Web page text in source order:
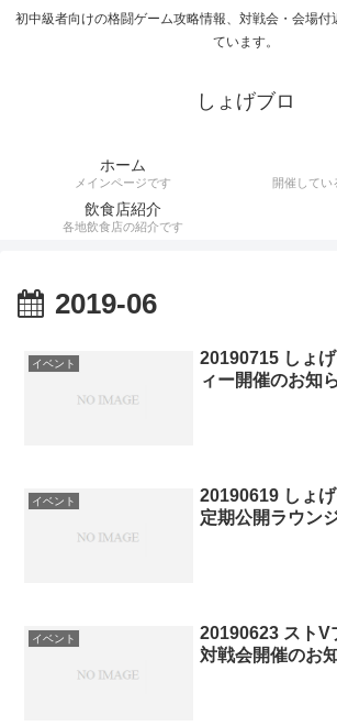
初中級者向けの格闘ゲーム攻略情報、対戦会・会場
ています。
しょげブロ
ホーム
メインページです 開催してい
飲食店紹介
各地飲食店の紹介です
2019-06
イベント
20190715 しょ
ィー開催のお知
イベント
20190619 しょ
定期公開ラウン
イベント
20190623 ストV
対戦会開催のお